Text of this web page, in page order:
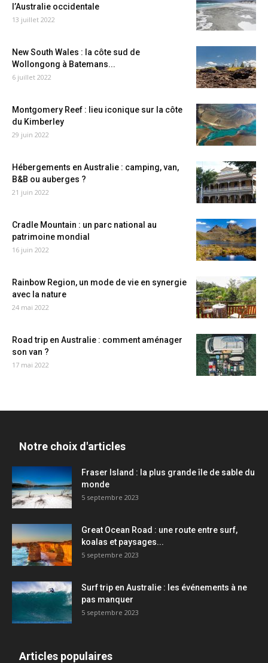
l’Australie occidentale
13 juillet 2022
New South Wales : la côte sud de
Wollongong à Batemans...
6 juillet 2022
Montgomery Reef : lieu iconique sur la côte
du Kimberley
29 juin 2022
Hébergements en Australie : camping, van,
B&B ou auberges ?
21 juin 2022
Cradle Mountain : un parc national au
patrimoine mondial
16 juin 2022
Rainbow Region, un mode de vie en synergie
avec la nature
24 mai 2022
Road trip en Australie : comment aménager
son van ?
17 mai 2022
Notre choix d'articles
Fraser Island : la plus grande île de sable du
monde
5 septembre 2023
Great Ocean Road : une route entre surf,
koalas et paysages...
5 septembre 2023
Surf trip en Australie : les événements à ne
pas manquer
5 septembre 2023
Articles populaires